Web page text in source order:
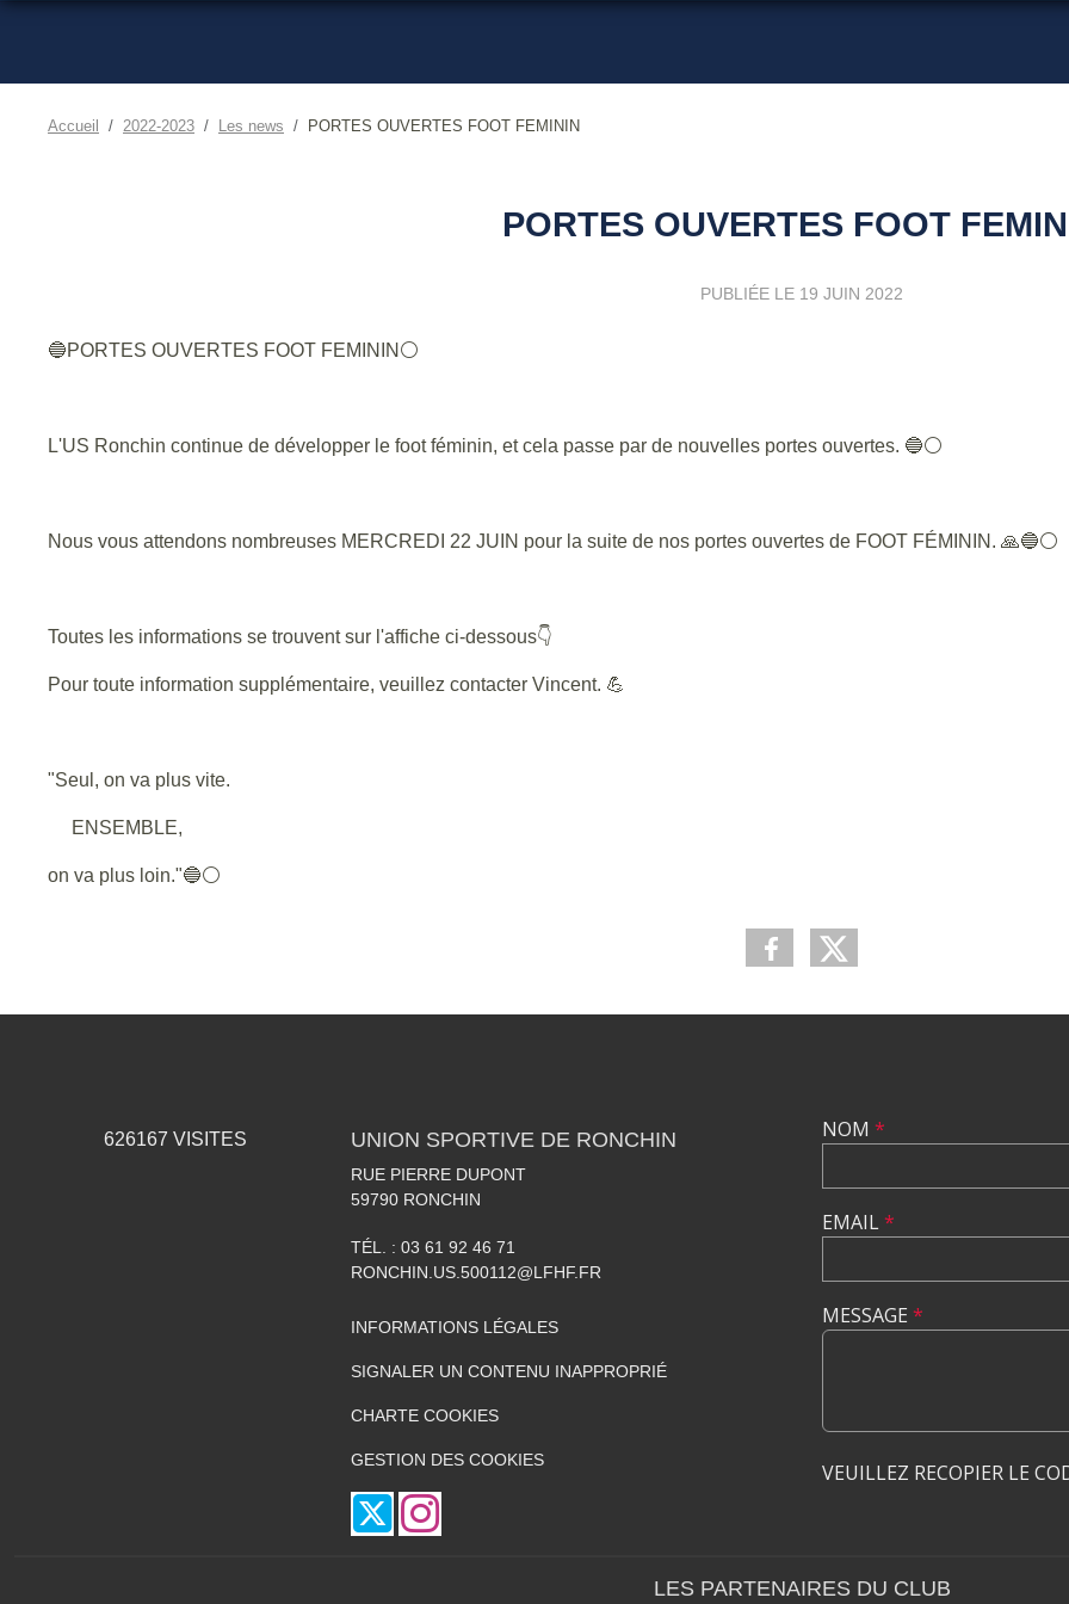
Accueil 2022-2023 Les news PORTES OUVERTES FOOT FEMININ
PORTES OUVERTES FOOT
PUBLIÉE LE 19 JUIN 2022
🔵PORTES OUVERTES FOOT FEMININ⚪
L'US Ronchin continue de développer le foot féminin, et cela passe par de nouvelles portes ouvertes. 🔵⚪
Nous vous attendons nombreuses MERCREDI 22 JUIN pour la suite de nos portes ouvertes de FOOT FÉMININ. 🙏🔵⚪
Toutes les informations se trouvent sur l'affiche ci-dessous👇
Pour toute information supplémentaire, veuillez contacter Vincent. 💪
"Seul, on va plus vite.
ENSEMBLE,
on va plus loin."🔵⚪
626167 VISITES UNION SPORTIVE DE RONCHIN
RUE PIERRE DUPONT
59790 RONCHIN
TÉL. : 03 61 92 46 71
RONCHIN.US.500112@LFHF.FR
INFORMATIONS LÉGALES
SIGNALER UN CONTENU INAPPROPRIÉ
CHARTE COOKIES
GESTION DES COOKIES
NOM *
EMAIL*
MESSAGE *
VEUILLEZ RECOPIER LE
LES PARTENAIRES DU CLUB